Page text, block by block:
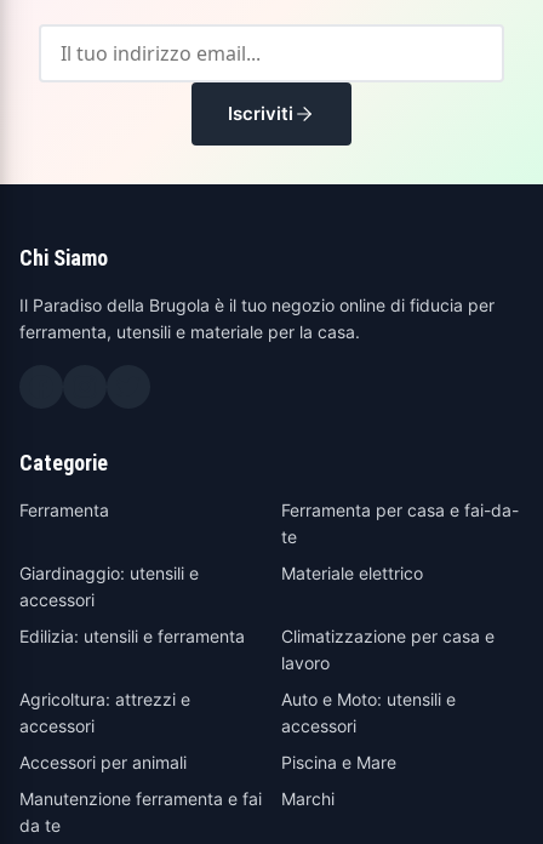
Iscriviti
Chi Siamo
Il Paradiso della Brugola è il tuo negozio online di fiducia per
ferramenta, utensili e materiale per la casa.
Categorie
Ferramenta
Ferramenta per casa e fai-da-
te
Giardinaggio: utensili e
accessori
Materiale elettrico
Edilizia: utensili e ferramenta
Climatizzazione per casa e
lavoro
Agricoltura: attrezzi e
accessori
Auto e Moto: utensili e
accessori
Accessori per animali
Piscina e Mare
Manutenzione ferramenta e fai
da te
Marchi